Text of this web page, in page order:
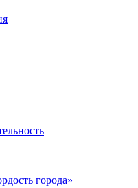
города»